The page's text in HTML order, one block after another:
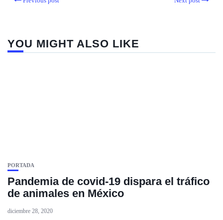
YOU MIGHT ALSO LIKE
PORTADA
Pandemia de covid-19 dispara el tráfico
de animales en México
diciembre 28, 2020